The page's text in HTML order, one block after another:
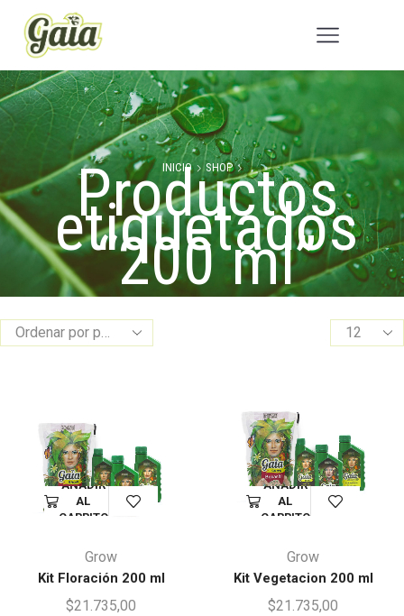
INICIO SHOP
Productos
etiquetados
“200 ml”
Products
AÑADIR
AL
CARRITO
Grow
Kit Floración 200 ml
$21.735,00
AÑADIR
AL
CARRITO
Grow
Kit Vegetacion 200 ml
$21.735,00